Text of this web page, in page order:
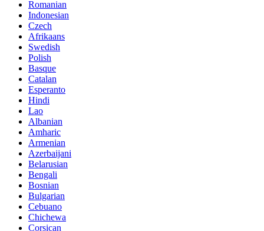
Romanian
Indonesian
Czech
Afrikaans
Swedish
Polish
Basque
Catalan
Esperanto
Hindi
Lao
Albanian
Amharic
Armenian
Azerbaijani
Belarusian
Bengali
Bosnian
Bulgarian
Cebuano
Chichewa
Corsican